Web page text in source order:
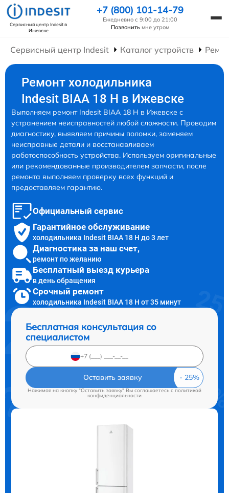
Сервисный центр Indesitв
Ижевске
+7 (800) 101-14-79
Ежедневно с 9:00 до 21:00
Позвонить мне утром
Сервисный центр Indesit Каталог устройств
Ремонт холодильника
Indesit BIAA 18 H в Ижевске
Выполняем ремонт Indesit BIAA 18 H в Ижевске с
устранением неисправностей любой сложности. Проводим
диагностику, выявляем причины поломки, заменяем
неисправные детали и восстанавливаем
работоспособность устройства. Используем оригинальные
или рекомендованные производителем запчасти, после
ремонта выполняем проверку всех функций и
предоставляем гарантию.
Официальный сервис
Гарантийное обслуживание
холодильника Indesit BIAA 18 H до 3 лет
Диагностика за наш счет,
ремонт по желанию
Бесплатный выезд курьера
в день обращения
Срочный ремонт
холодильника Indesit BIAA 18 H от 35 минут
Бесплатная консультация со
специалистом
Оставить заявку
Нажимая на кнопку "Оставить заявку" Вы соглашаетесь cполитикой
конфиденциальности